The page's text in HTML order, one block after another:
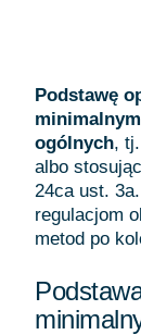
Podstawę
minimalnym
ogólnych,
albo stosując
24ca ust.
regulacjom
metod po